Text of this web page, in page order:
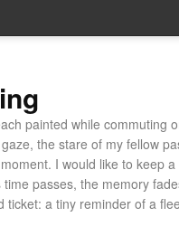
painted while commuting
the stare of my fellow
I would like to keep
passes, the memory
ticket: a tiny reminder of a